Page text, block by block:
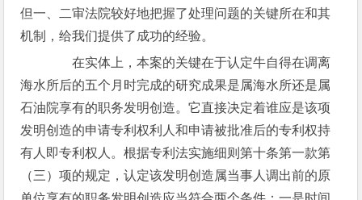
但一、二审法院较好地把握了处理问题的关键所在和其
机制，给我们提供了成功的经验。
在实体上，本案的关键在于认定牛自得在调离
海水所后的五个月时完成的研究成果是属海水所还是属
石油院享有的职务发明创造。它直接决定着谁应是该项
发明创造的申请专利权利人和申请被批准后的专利权持
有人即专利权人。根据专利法实施细则第十条第一款第
（三）项的规定，认定该发明创造属当事人调出前的原